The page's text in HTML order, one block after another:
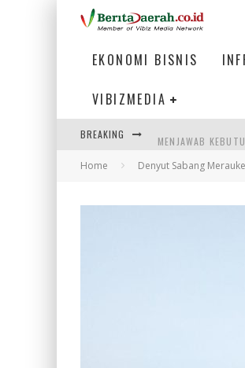
EKONOMI BISNIS
VIBIZMEDIA
BREAKING
PENUMPANG
SUMATERA
Home Denyut Sabang Merauke